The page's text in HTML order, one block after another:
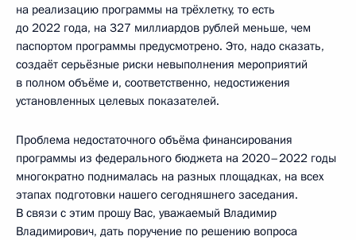
на реализацию программы на трёхлетку, то есть
до 2022 года, на 327 миллиардов рублей меньше, чем
паспортом программы предусмотрено. Это, надо сказать,
создаёт серьёзные риски невыполнения мероприятий
в полном объёме и, соответственно, недостижения
установленных целевых показателей.
Проблема недостаточного объёма финансирования
программы из федерального бюджета на 2020–2022 годы
многократно поднималась на разных площадках, на всех
этапах подготовки нашего сегодняшнего заседания.
В связи с этим прошу Вас, уважаемый Владимир
Владимирович, дать поручение по решению вопроса